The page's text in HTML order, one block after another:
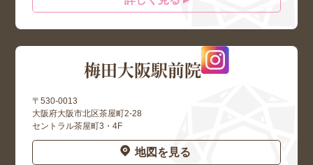
梅田大阪駅前院
〒530-0013
大阪府大阪市北区茶屋町2-28
セントラル茶屋町3・4F
地図を見る